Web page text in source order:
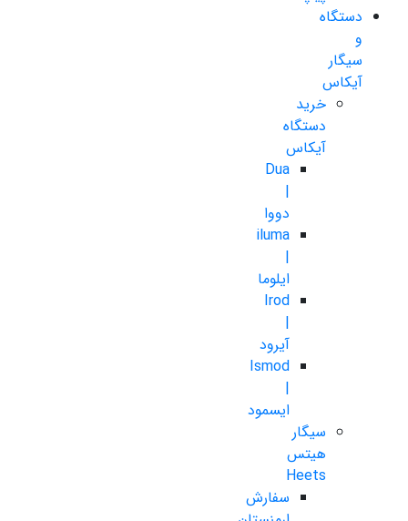
دستگاه
و
سیگار
آیکاس
خرید
دستگاه
آیکاس
Dua
|
دووا
iluma
|
ایلوما
Irod
|
آیرود
Ismod
|
ایسمود
سیگار
هیتس
Heets
سفارش